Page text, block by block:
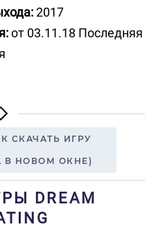
2017
от 03.11.18 Последняя
СКАЧАТЬ ИГРУ
В НОВОМ ОКНЕ)
DREAM